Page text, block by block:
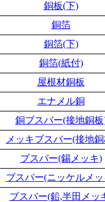
銅板(下)
銅箔
銅箔(下)
銅箔(紙付)
屋根材銅板
エナメル銅
銅ブスバー(接地銅板
メッキブスバー(接地
ブスバー(錫メッキ)
ブスバー(ニッケルメ
ブスバー(鉛,半田メッ